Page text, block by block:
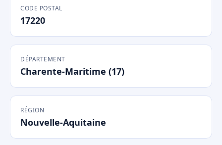
CODE POSTAL
17220
DÉPARTEMENT
Charente-Maritime (17)
RÉGION
Nouvelle-Aquitaine